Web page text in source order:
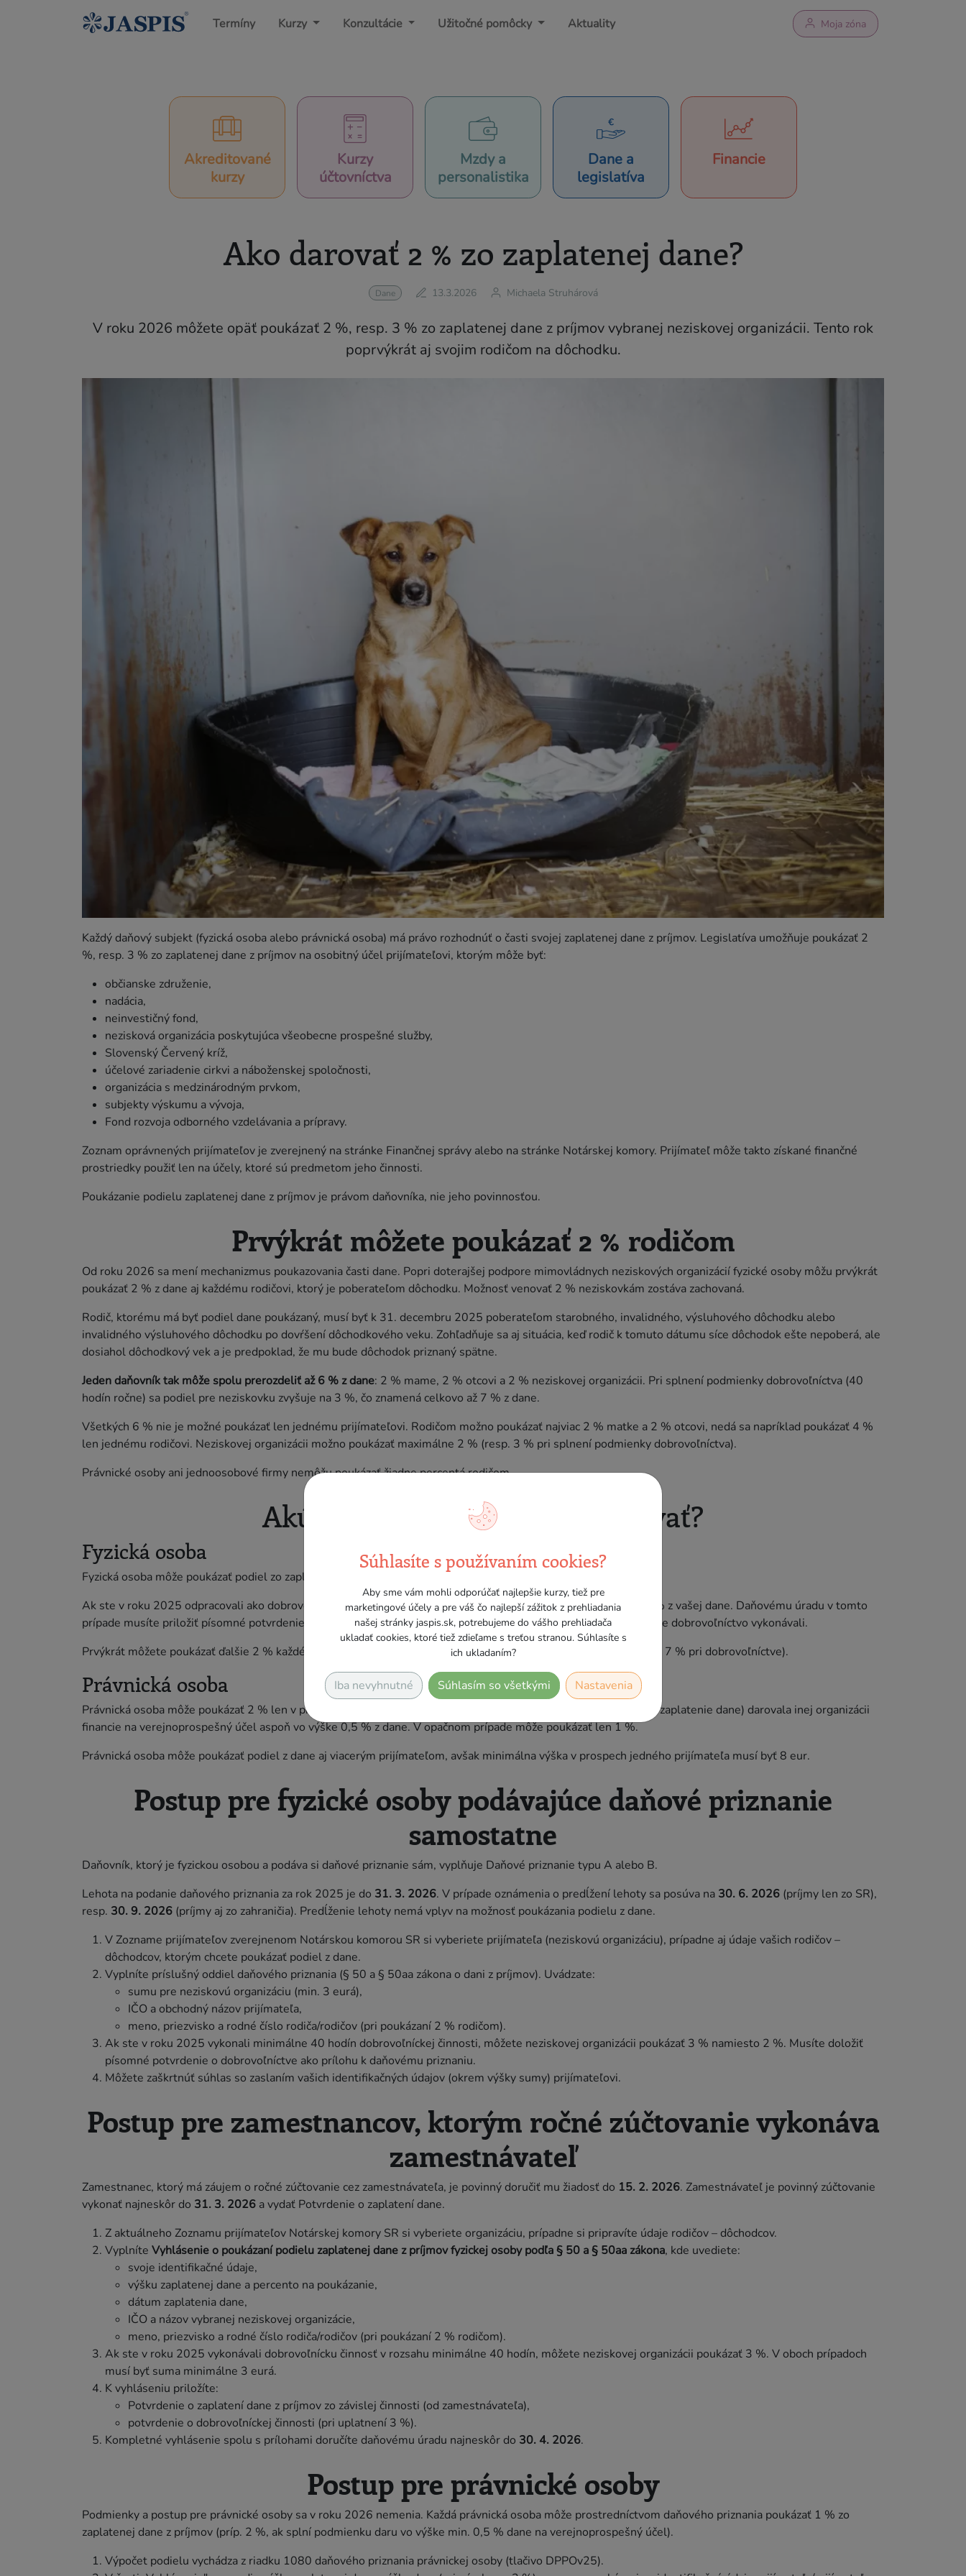
Termíny Kurzy Konzultácie Užitočné pomôcky Aktuality Moja zóna
Akreditované
kurzy
Kurzy
účtovníctva
Mzdy a
personalistika
Dane a
legislatíva
Financie
Ako darovať 2 % zo zaplatenej dane?
Dane 13.3.2026 Michaela Struhárová
V roku 2026 môžete opäť poukázať 2 %, resp. 3 % zo zaplatenej dane z príjmov vybranej neziskovej organizácii. Tento rok
poprvýkrát aj svojim rodičom na dôchodku.
Každý daňový subjekt (fyzická osoba alebo právnická osoba) má právo rozhodnúť o časti svojej zaplatenej dane z príjmov. Legislatíva umožňuje poukázať 2
%, resp. 3 % zo zaplatenej dane z príjmov na osobitný účel prijímateľovi, ktorým môže byť:
občianske združenie,
nadácia,
neinvestičný fond,
nezisková organizácia poskytujúca všeobecne prospešné služby,
Slovenský Červený kríž,
účelové zariadenie cirkvi a náboženskej spoločnosti,
organizácia s medzinárodným prvkom,
subjekty výskumu a vývoja,
Fond rozvoja odborného vzdelávania a prípravy.
Zoznam oprávnených prijímateľov je zverejnený na stránke Finančnej správy alebo na stránke Notárskej komory. Prijímateľ môže takto získané finančné
prostriedky použiť len na účely, ktoré sú predmetom jeho činnosti.
Poukázanie podielu zaplatenej dane z príjmov je právom daňovníka, nie jeho povinnosťou.
Prvýkrát môžete poukázať 2 % rodičom
Od roku 2026 sa mení mechanizmus poukazovania časti dane. Popri doterajšej podpore mimovládnych neziskových organizácií fyzické osoby môžu prvýkrát
poukázať 2 % z dane aj každému rodičovi, ktorý je poberateľom dôchodku. Možnosť venovať 2 % neziskovkám zostáva zachovaná.
Rodič, ktorému má byť podiel dane poukázaný, musí byť k 31. decembru 2025 poberateľom starobného, invalidného, výsluhového dôchodku alebo
invalidného výsluhového dôchodku po dovŕšení dôchodkového veku. Zohľadňuje sa aj situácia, keď rodič k tomuto dátumu síce dôchodok ešte nepoberá, ale
dosiahol dôchodkový vek a je predpoklad, že mu bude dôchodok priznaný spätne.
Jeden daňovník tak môže spolu prerozdeliť až 6 % z dane: 2 % mame, 2 % otcovi a 2 % neziskovej organizácii. Pri splnení podmienky dobrovoľníctva (40
hodín ročne) sa podiel pre neziskovku zvyšuje na 3 %, čo znamená celkovo až 7 % z dane.
Všetkých 6 % nie je možné poukázať len jednému prijímateľovi. Rodičom možno poukázať najviac 2 % matke a 2 % otcovi, nedá sa napríklad poukázať 4 %
len jednému rodičovi. Neziskovej organizácii možno poukázať maximálne 2 % (resp. 3 % pri splnení podmienky dobrovoľníctva).
Právnické osoby ani jednoosobové firmy nemôžu poukázať žiadne percentá rodičom.
Akú výšku dane je možné darovať?
Fyzická osoba
Fyzická osoba môže poukázať podiel zo zaplatenej dane vo výške 2 %.
Ak ste v roku 2025 odpracovali ako dobrovoľník viac ako 40 hodín, môžete poukázať neziskovej organizácii až 3 % z vašej dane. Daňovému úradu v tomto
prípade musíte priložiť písomné potvrdenie o výkone dobrovoľníckej činnosti od všetkých organizácií, pre ktoré ste dobrovoľníctvo vykonávali.
Prvýkrát môžete poukázať ďalšie 2 % každému rodičovi, ktorý je poberateľom dôchodku (spolu teda až 6 %, resp. 7 % pri dobrovoľníctve).
Právnická osoba
Právnická osoba môže poukázať 2 % len v prípade, ak v zdaňovacom období roku 2025 (najneskôr do termínu na zaplatenie dane) darovala inej organizácii
financie na verejnoprospešný účel aspoň vo výške 0,5 % z dane. V opačnom prípade môže poukázať len 1 %.
Právnická osoba môže poukázať podiel z dane aj viacerým prijímateľom, avšak minimálna výška v prospech jedného prijímateľa musí byť 8 eur.
Postup pre fyzické osoby podávajúce daňové priznanie
samostatne
Daňovník, ktorý je fyzickou osobou a podáva si daňové priznanie sám, vyplňuje Daňové priznanie typu A alebo B.
Lehota na podanie daňového priznania za rok 2025 je do 31. 3. 2026. V prípade oznámenia o predĺžení lehoty sa posúva na 30. 6. 2026 (príjmy len zo SR),
resp. 30. 9. 2026 (príjmy aj zo zahraničia). Predĺženie lehoty nemá vplyv na možnosť poukázania podielu z dane.
V Zozname prijímateľov zverejnenom Notárskou komorou SR si vyberiete prijímateľa (neziskovú organizáciu), prípadne aj údaje vašich rodičov –
dôchodcov, ktorým chcete poukázať podiel z dane.
Vyplníte príslušný oddiel daňového priznania (§ 50 a § 50aa zákona o dani z príjmov). Uvádzate:
sumu pre neziskovú organizáciu (min. 3 eurá),
IČO a obchodný názov prijímateľa,
meno, priezvisko a rodné číslo rodiča/rodičov (pri poukázaní 2 % rodičom).
Ak ste v roku 2025 vykonali minimálne 40 hodín dobrovoľníckej činnosti, môžete neziskovej organizácii poukázať 3 % namiesto 2 %. Musíte doložiť
písomné potvrdenie o dobrovoľníctve ako prílohu k daňovému priznaniu.
Môžete zaškrtnúť súhlas so zaslaním vašich identifikačných údajov (okrem výšky sumy) prijímateľovi.
Postup pre zamestnancov, ktorým ročné zúčtovanie vykonáva
zamestnávateľ
Zamestnanec, ktorý má záujem o ročné zúčtovanie cez zamestnávateľa, je povinný doručiť mu žiadosť do 15. 2. 2026. Zamestnávateľ je povinný zúčtovanie
vykonať najneskôr do 31. 3. 2026 a vydať Potvrdenie o zaplatení dane.
Z aktuálneho Zoznamu prijímateľov Notárskej komory SR si vyberiete organizáciu, prípadne si pripravíte údaje rodičov – dôchodcov.
Vyplníte Vyhlásenie o poukázaní podielu zaplatenej dane z príjmov fyzickej osoby podľa § 50 a § 50aa zákona, kde uvediete:
svoje identifikačné údaje,
výšku zaplatenej dane a percento na poukázanie,
dátum zaplatenia dane,
IČO a názov vybranej neziskovej organizácie,
meno, priezvisko a rodné číslo rodiča/rodičov (pri poukázaní 2 % rodičom).
Ak ste v roku 2025 vykonávali dobrovoľnícku činnosť v rozsahu minimálne 40 hodín, môžete neziskovej organizácii poukázať 3 %. V oboch prípadoch
musí byť suma minimálne 3 eurá.
K vyhláseniu priložíte:
Potvrdenie o zaplatení dane z príjmov zo závislej činnosti (od zamestnávateľa),
potvrdenie o dobrovoľníckej činnosti (pri uplatnení 3 %).
Kompletné vyhlásenie spolu s prílohami doručíte daňovému úradu najneskôr do 30. 4. 2026.
Postup pre právnické osoby
Podmienky a postup pre právnické osoby sa v roku 2026 nemenia. Každá právnická osoba môže prostredníctvom daňového priznania poukázať 1 % zo
zaplatenej dane z príjmov (príp. 2 %, ak splní podmienku daru vo výške min. 0,5 % dane na verejnoprospešný účel).
Výpočet podielu vychádza z riadku 1080 daňového priznania právnickej osoby (tlačivo DPPOv25).
Súhlasíte s používaním cookies?
Aby sme vám mohli odporúčať najlepšie kurzy, tiež pre
marketingové účely a pre váš čo najlepší zážitok z prehliadania
našej stránky jaspis.sk, potrebujeme do vášho prehliadača
ukladať cookies, ktoré tiež zdieľame s treťou stranou. Súhlasíte s
ich ukladaním?
Iba nevyhnutné Súhlasím so všetkými Nastavenia